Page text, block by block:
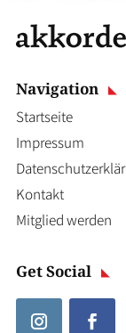
Navigation
Startseite
Impressum
Kontakt
Mitglied werden
Get Social